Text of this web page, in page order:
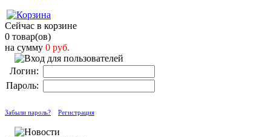
Сейчас в корзине
0 товар(ов)
на сумму 0 руб.
Логин:
Пароль:
Забыли пароль? Регистрация